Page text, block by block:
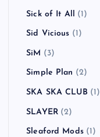
Sick of It All (1)
Sid Vicious (1)
SiM (3)
Simple Plan (2)
SKA SKA CLUB (1)
SLAYER(2)
Sleaford Mods(1)